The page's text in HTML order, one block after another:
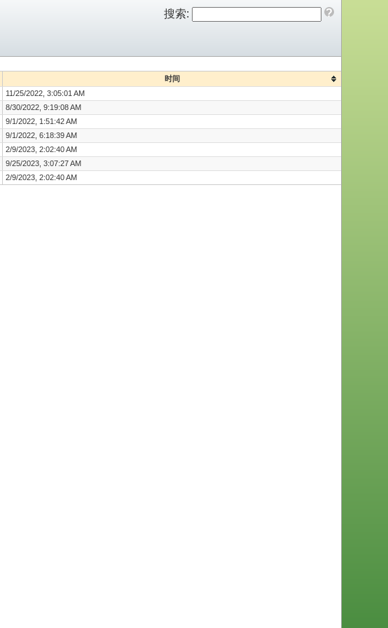
搜索: ?
时间
11/25/2022, 3:05:01 AM
8/30/2022, 9:19:08 AM
9/1/2022, 1:51:42 AM
9/1/2022, 6:18:39 AM
2/9/2023, 2:02:40 AM
9/25/2023, 3:07:27 AM
2/9/2023, 2:02:40 AM